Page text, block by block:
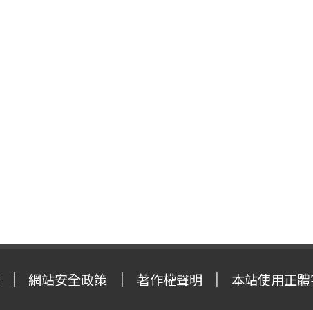
網站安全政策 著作權聲明 本站使用正